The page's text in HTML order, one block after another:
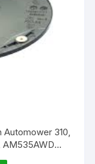
Automower 310,
AM535AWD